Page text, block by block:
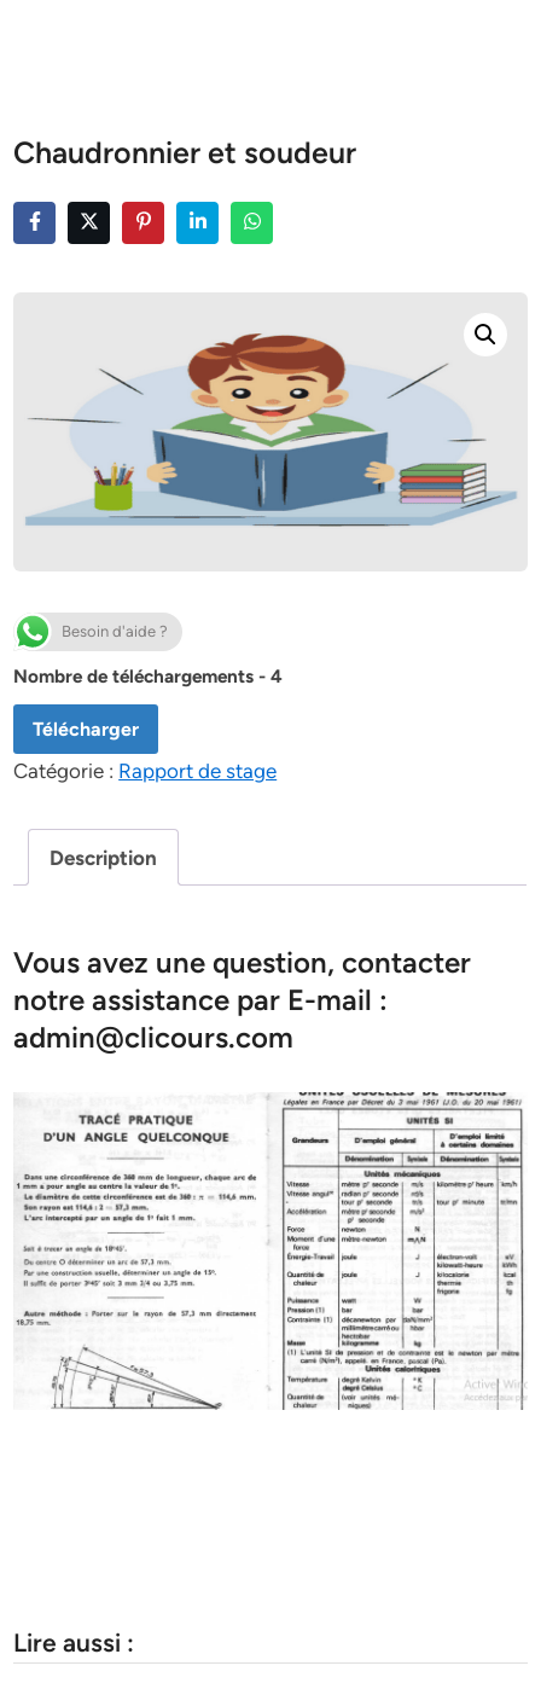
Chaudronnier et soudeur
Besoin d'aide ?
Nombre de téléchargements - 4
Télécharger
Catégorie : Rapport de stage
Description
Vous avez une question, contacter
notre assistance par E-mail :
admin@clicours.com
Lire aussi :